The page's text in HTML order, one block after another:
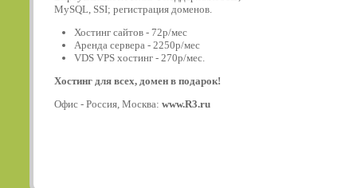
MySQL, SSI; регистрация доменов.
Хостинг сайтов - 72р/мес
Аренда сервера - 2250р/мес
VDS VPS хостинг - 270р/мес.
Хостинг для всех, домен в подарок!
Офис - Россия, Москва: www.R3.ru